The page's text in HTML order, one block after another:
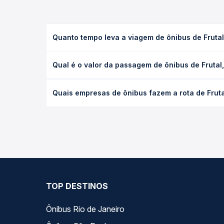
Quanto tempo leva a viagem de ônibus de
executivo ou leito) e as condições de tráfego. Na
Qual é o valor da passagem de ônibus de
poltrona e a antecedência da compra. Na Quero
Quais empresas de ônibus fazem a rota de
TOP DESTINOS
Ônibus Rio de Janeiro